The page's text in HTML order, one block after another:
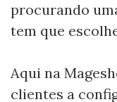
procurando
tem que
Aqui na
clientes a